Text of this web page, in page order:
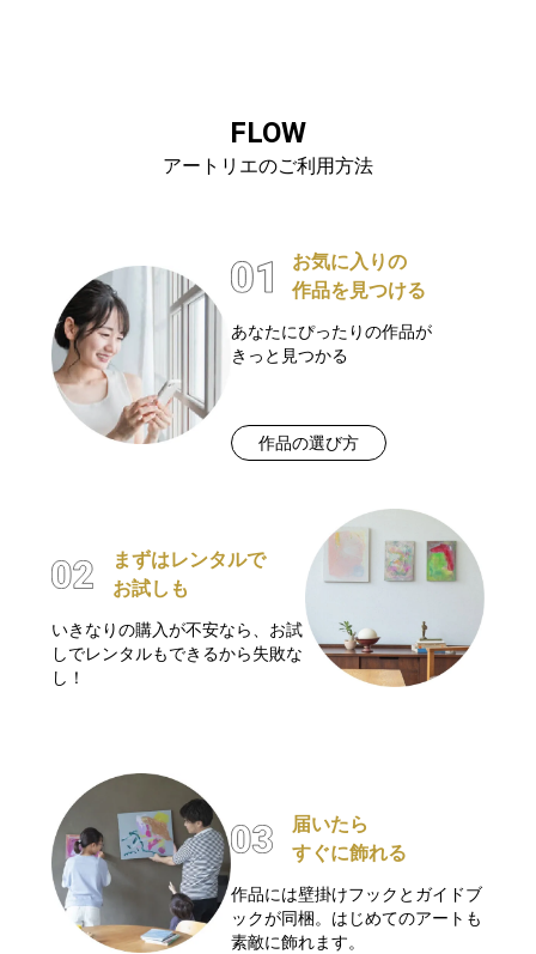
FLOW
アートリエのご利用方法
お気に入りの
作品を見つける
あなたにぴったりの作品が
きっと見つかる
作品の選び方
まずはレンタルで
お試しも
いきなりの購入が不安なら、お試
しでレンタルもできるから失敗な
し！
届いたら
すぐに飾れる
作品には壁掛けフックとガイドブ
ックが同梱。はじめてのアートも
素敵に飾れます。